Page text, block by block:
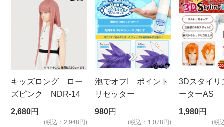
キッズロング ロー
ズピンク NDR-14
2,680円
(税込：2,948円)
泡でオフ! ポイント
リセッター
980円
(税込：1,078円)
3Dスタイリ
ーターAS
ビッグサイ
1,980円
(税